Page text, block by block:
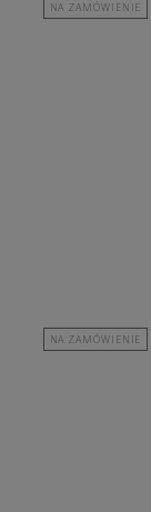
NA ZAMÓWIENIE
NA ZAMÓWIENIE